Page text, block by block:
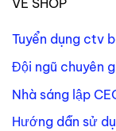
Tuyển dụng ctv
Đội ngũ chuyên
Nhà sáng lập
Hướng dẫn sử